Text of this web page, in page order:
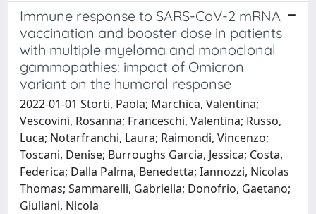
Immune response to SARS-CoV-2 mRNA
vaccination and booster dose in patients
with multiple myeloma and monoclonal
gammopathies: impact of Omicron
variant on the humoral response
2022-01-01 Storti, Paola; Marchica, Valentina;
Vescovini, Rosanna; Franceschi, Valentina; Russo,
Luca; Notarfranchi, Laura; Raimondi, Vincenzo;
Toscani, Denise; Burroughs Garcia, Jessica; Costa,
Federica; Dalla Palma, Benedetta; Iannozzi, Nicolas
Thomas; Sammarelli, Gabriella; Donofrio, Gaetano;
Giuliani, Nicola